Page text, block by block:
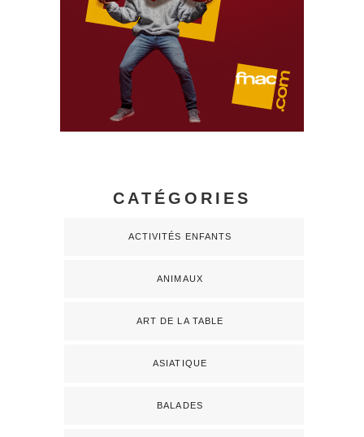
CATÉGORIES
ACTIVITÉS ENFANTS
ANIMAUX
ART DE LA TABLE
ASIATIQUE
BALADES